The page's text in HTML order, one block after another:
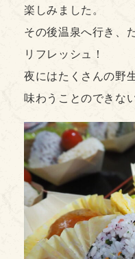
楽しみました。
その後温泉へ行き、
リフレッシュ！
夜にはたくさんの野
味わうことのできな